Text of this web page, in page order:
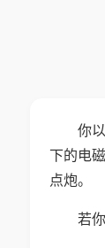
你
下的电
点炮。
若